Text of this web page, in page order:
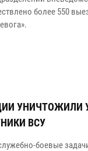
более 550
УНИЧТОЖИЛИ
ВСУ
боевые